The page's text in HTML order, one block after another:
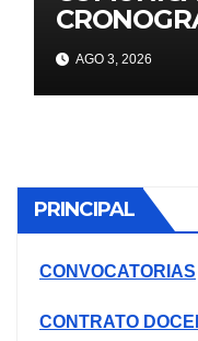
DE LOS
AGO 3, 2026
PRINCIPAL
CONVOCATORIAS
CONTRATO